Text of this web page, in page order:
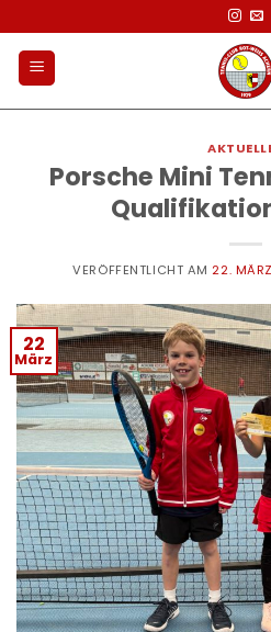
Inhalt
springen
Porsche Mini
VERÖFFENTLICHT AM 22.
22
März